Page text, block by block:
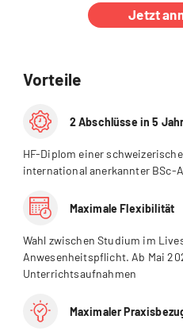
Jetzt
Vorteile
2 Abschlüsse in 5
HF-Diplom einer
international anerkannter BSc-
Maximale Flexibilität
Wahl zwischen Studium im
Anwesenheitspflicht. Ab Mai
Unterrichtsaufnahmen
Maximaler